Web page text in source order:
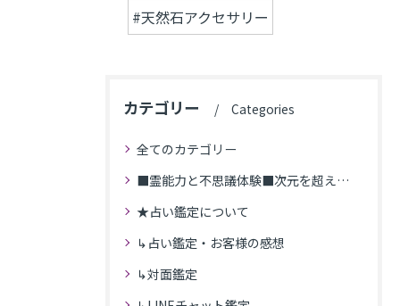
#天然石アクセサリー
カテゴリー Categories
全てのカテゴリー
■霊能力と不思議体験■次元を超えた体験
★占い鑑定について
↳占い鑑定・お客様の感想
↳対面鑑定